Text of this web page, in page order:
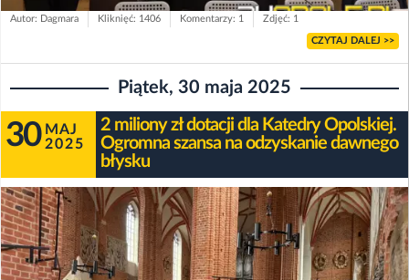
Autor: Dagmara Kliknięć: 1406 Komentarzy: 1 Zdjęć: 1
CZYTAJ DALEJ >>
Piątek, 30 maja 2025
30 MAJ
2025
2 miliony zł dotacji dla Katedry Opolskiej.
Ogromna szansa na odzyskanie dawnego
błysku